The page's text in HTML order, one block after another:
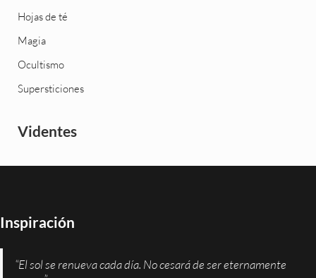
Hojas de té
Magia
Ocultismo
Supersticiones
Videntes
Inspiración
“El sol se renueva cada día. No cesará de ser eternamente